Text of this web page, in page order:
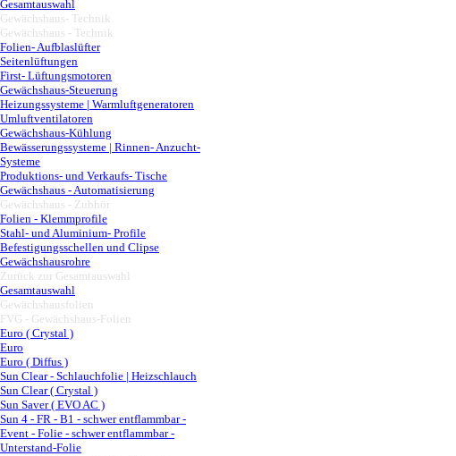
Gesamtauswahl
Gewächshaus- Technik
Gewächshaus - Technik
Folien- Aufblaslüfter
Seitenlüftungen
First- Lüftungsmotoren
Gewächshaus-Steuerung
Heizungssysteme | Warmluftgeneratoren
Umluftventilatoren
Gewächshaus-Kühlung
Bewässerungssysteme | Rinnen- Anzucht-
Systeme
Produktions- und Verkaufs- Tische
Gewächshaus - Automatisierung
Gewächshaus - Zubhör
Folien - Klemmprofile
Stahl- und Aluminium- Profile
Befestigungsschellen und Clipse
Gewächshausrohre
Zurück zur Gesamtauswahl
Gesamtauswahl
Gewächshausfolien
FVG - Gewächshaus-Folien
Euro ( Crystal )
Euro
Euro ( Diffus )
Sun Clear - Schlauchfolie | Heizschlauch
Sun Clear ( Crystal )
Sun Saver ( EVO AC )
Sun 4 - FR - B1 - schwer entflammbar -
Event - Folie - schwer entflammbar -
Unterstand-Folie